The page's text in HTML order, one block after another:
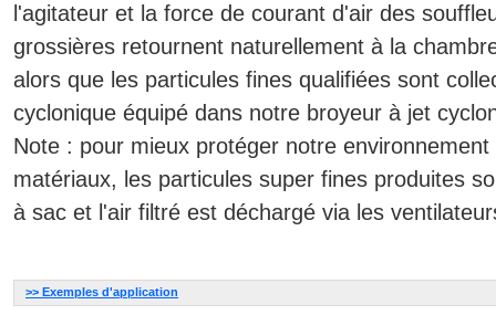
l'agitateur et la force de courant d'air des
grossières retournent naturellement à la
alors que les particules fines qualifiées sont
cyclonique équipé dans notre broyeur à jet
Note : pour mieux protéger notre
matériaux, les particules super fines produites
à sac et l'air filtré est déchargé via les
>> Exemples d'application